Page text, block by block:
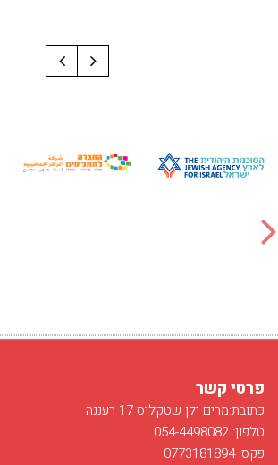
פרטי קשר
כתובת:מרים ילן שטקליס 17 רעננה
טלפון: 054-4498082
פקס: 0773181894